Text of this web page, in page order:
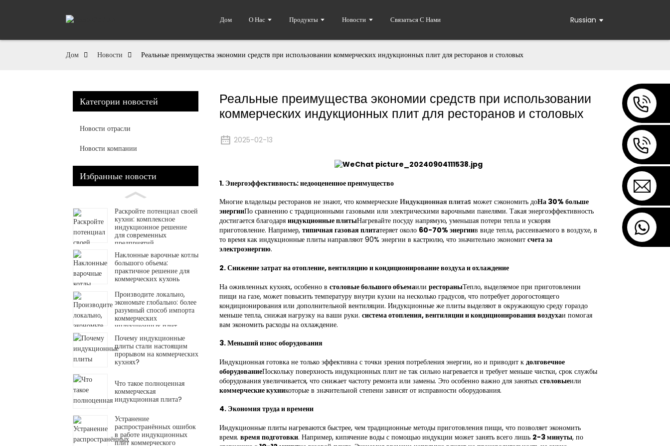
Дом О Нас Продукты Новости Связаться С Нами Russian
Дом Новости Реальные преимущества экономии средств при использовании коммерческих индукционных плит для ресторанов и столовых
Категории новостей
Новости отрасли
Новости компании
Избранные новости
Раскройте потенциал своей
кухни: комплексное
индукционное решение
для современных
предприятий
общественного питания
Наклонные варочные котлы
большого объема:
практичное решение для
коммерческих кухонь
Производите локально,
экономьте глобально: более
разумный способ импорта
коммерческих
индукционных плит
Почему индукционные
плиты стали настоящим
прорывом на коммерческих
кухнях?
Что такое полноценная
коммерческая
индукционная плита?
Устранение
распространённых ошибок
в работе индукционных
плит коммерческого
Реальные преимущества экономии средств при использовании
коммерческих индукционных плит для ресторанов и столовых
2025-02-13
1. Энергоэффективность: недооцененное преимущество
Многие владельцы ресторанов не знают, что коммерческие Индукционная плитаs может сэкономить доНа 30% больше
энергииПо сравнению с традиционными газовыми или электрическими варочными панелями. Такая энергоэффективность
достигается благодаря индукционные плитыНагревайте посуду напрямую, уменьшая потери тепла и ускоряя
приготовление. Например, типичная газовая плитатеряет около 60-70% энергиив виде тепла, рассеиваемого в воздухе, в
то время как индукционные плиты направляют 90% энергии в кастрюлю, что значительно экономит счета за
электроэнергию.
2.Снижение затрат на отопление, вентиляцию и кондиционирование воздуха и охлаждение
На оживленных кухнях, особенно в столовые большого объемаили рестораныТепло, выделяемое при приготовлении
пищи на газе, может повысить температуру внутри кухни на несколько градусов, что потребует дорогостоящего
кондиционирования или дополнительной вентиляции. Индукционные же плиты выделяют в окружающую среду гораздо
меньше тепла, снижая нагрузку на ваши руки. система отопления, вентиляции и кондиционирования воздухаи помогая
вам экономить расходы на охлаждение.
3.Меньший износ оборудования
Индукционная готовка не только эффективна с точки зрения потребления энергии, но и приводит к долговечное
оборудованиеПоскольку поверхность индукционных плит не так сильно нагревается и требует меньше чистки, срок службы
оборудования увеличивается, что снижает частоту ремонта или замены. Это особенно важно для занятых столовыеили
коммерческие кухникоторые в значительной степени зависят от исправности оборудования.
4. Экономия труда и времени
Индукционные плиты нагреваются быстрее, чем традиционные методы приготовления пищи, что позволяет экономить
время. время подготовки. Например, кипячение воды с помощью индукции может занять всего лишь 2-3 минуты, по